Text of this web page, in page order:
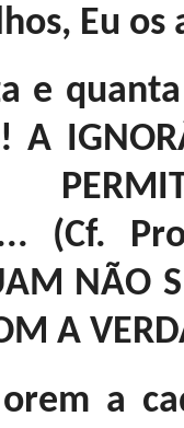
Eu os
e
(Cf.
NÃO
A
a